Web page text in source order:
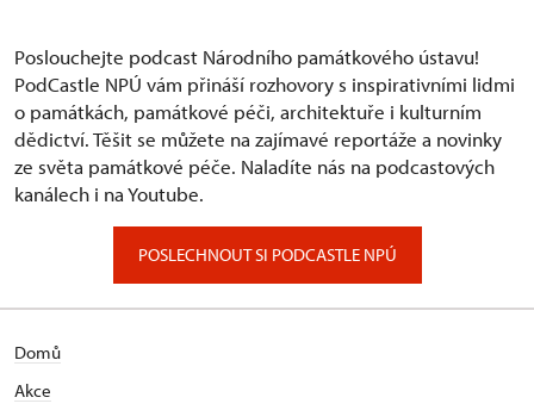
Poslouchejte podcast Národního památkového ústavu!
PodCastle NPÚ vám přináší rozhovory s inspirativními lidmi
o památkách, památkové péči, architektuře i kulturním
dědictví. Těšit se můžete na zajímavé reportáže a novinky
ze světa památkové péče. Naladíte nás na podcastových
kanálech i na Youtube.
POSLECHNOUT SI PODCASTLE NPÚ
Domů
Akce